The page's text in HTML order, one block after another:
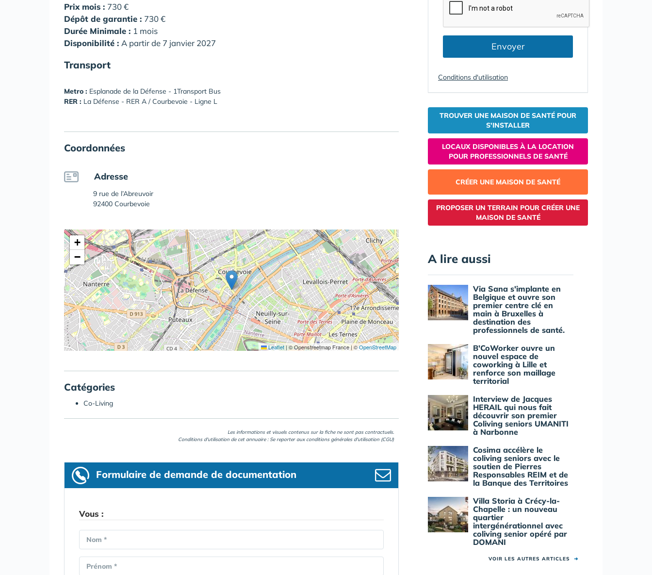
Prix mois : 730 €
Dépôt de garantie : 730 €
Durée Minimale : 1 mois
Disponibilité : A partir de 7 janvier 2027
Transport
Metro : Esplanade de la Défense - 1Transport Bus
RER : La Défense - RER A / Courbevoie - Ligne L
Coordonnées
Adresse
9 rue de l’Abreuvoir
92400 Courbevoie
+
−
Leaflet |© Openstreetmap France | ©OpenStreetMap
Catégories
Co-Living
Les informations et visuels contenus sur la fiche ne sont pas contractuels.
Conditions d'utilisation de cet annuaire : Se reporter aux conditions générales d'utilisation (CGU)
Formulaire de demande de documentation
Vous :
Nom *
Prénom *
Envoyer
Conditions d'utilisation
TROUVER UNE MAISON DE SANTÉ POUR
S'INSTALLER
LOCAUX DISPONIBLES À LA LOCATION
POUR PROFESSIONNELS DE SANTÉ
CRÉER UNE MAISON DE SANTÉ
PROPOSER UN TERRAIN POUR CRÉER UNE
MAISON DE SANTÉ
A lire aussi
Via Sana s'implante en
Belgique et ouvre son
premier centre clé en
main à Bruxelles à
destination des
professionnels de santé.
B'CoWorker ouvre un
nouvel espace de
coworking à Lille et
renforce son maillage
territorial
Interview de Jacques
HERAIL qui nous fait
découvrir son premier
Coliving seniors UMANITI
à Narbonne
Cosima accélère le
coliving seniors avec le
soutien de Pierres
Responsables REIM et de
la Banque des Territoires
Villa Storia à Crécy-la-
Chapelle : un nouveau
quartier
intergénérationnel avec
coliving senior opéré par
DOMANI
VOIR LES AUTRES ARTICLES ➜